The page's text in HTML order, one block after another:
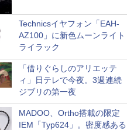
Technicsイヤフォン「EAH-
AZ100」に新色ムーンライト
ライラック
「借りぐらしのアリエッテ
ィ」日テレで今夜。3週連続
ジブリの第一夜
MADOO、Ortho搭載の限定
IEM「Typ624」。密度感ある